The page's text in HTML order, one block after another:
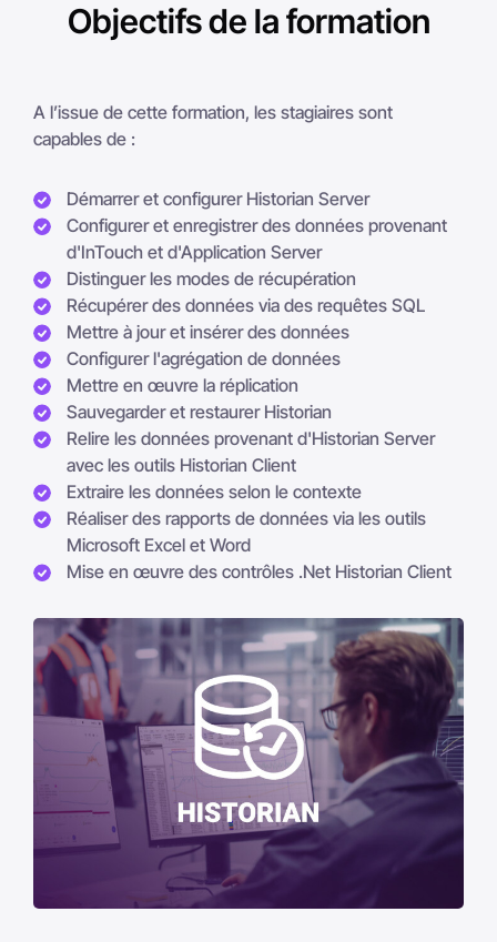
Objectifs de la formation
A l’issue de cette formation, les stagiaires sont
capables de :
Démarrer et configurer Historian Server
Configurer et enregistrer des données provenant
d'InTouch et d'Application Server
Distinguer les modes de récupération
Récupérer des données via des requêtes SQL
Mettre à jour et insérer des données
Configurer l'agrégation de données
Mettre en œuvre la réplication
Sauvegarder et restaurer Historian
Relire les données provenant d'Historian Server
avec les outils Historian Client
Extraire les données selon le contexte
Réaliser des rapports de données via les outils
Microsoft Excel et Word
Mise en œuvre des contrôles .Net Historian Client